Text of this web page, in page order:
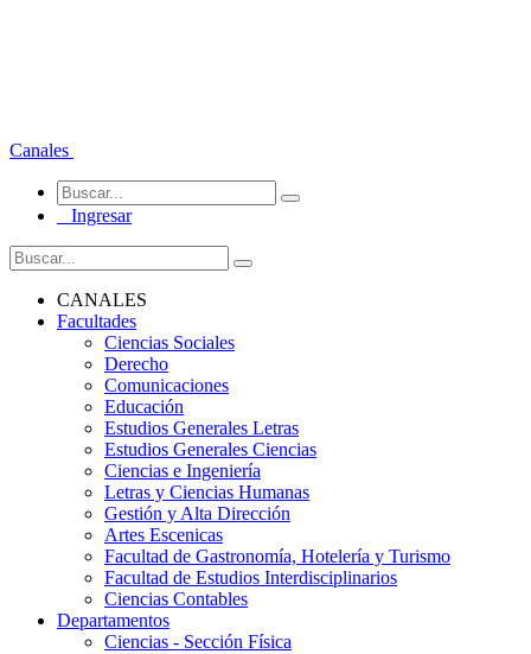
Canales
Ingresar
CANALES
Facultades
Ciencias Sociales
Derecho
Comunicaciones
Educación
Estudios Generales Letras
Estudios Generales Ciencias
Ciencias e Ingeniería
Letras y Ciencias Humanas
Gestión y Alta Dirección
Artes Escenicas
Facultad de Gastronomía, Hotelería y Turismo
Facultad de Estudios Interdisciplinarios
Ciencias Contables
Departamentos
Ciencias - Sección Física